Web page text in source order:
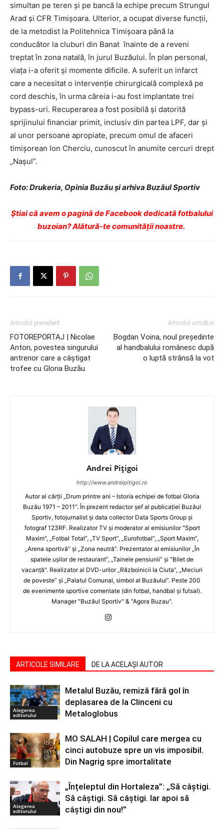
simultan pe teren și pe bancă la echipe precum Strungul
Arad și CFR Timișoara. Ulterior, a ocupat diverse funcții,
de la metodist la Politehnica Timișoara până la
conducător la cluburi din Banat înainte de a reveni
treptat în zona natală, în jurul Buzăului. În plan personal,
viața i-a oferit și momente dificile. A suferit un infarct
care a necesitat o intervenție chirurgicală complexă pe
cord deschis, în urma căreia i-au fost implantate trei
bypass-uri. Recuperarea a fost posibilă și datorită
sprijinului financiar primit, inclusiv din partea LPF, dar și
al unor persoane apropiate, precum omul de afaceri
timișorean Ion Cherciu, cunoscut în anumite cercuri drept
„Nașul”.
Foto: Drukeria, Opinia Buzău și arhiva Buzăul Sportiv
Ştiai că avem o pagină de Facebook dedicată fotbalului
buzoian? Alătură-te comunității noastre.
Articolul precedent
FOTOREPORTAJ | Nicolae
Anton, povestea singurului
antrenor care a câștigat
trofee cu Gloria Buzău
Articolul următor
Bogdan Voina, noul președinte
al handbalului românesc după
o luptă strânsă la vot
Andrei Pițigoi
http://www.andreipitigoi.ro
Autor al cărţii „Drum printre ani – Istoria echipei de fotbal Gloria
Buzău 1971 – 2011”. În prezent redactor şef al publicaţiei Buzăul
Sportiv, fotojurnalist şi data collector Data Sports Group şi
fotograf 123RF. Realizator TV şi moderator al emisiunilor "Sport
Maxim", „Fotbal Total”, „TV Sport”, „Eurofotbal”, „Sport Maxim”,
„Arena sportivă” şi „Zona neutră”. Prezentator al emisiunilor „În
spatele uşilor de restaurant”, „Tainele pensiunii” şi "Bilet de
vacanţă". Realizator al DVD-urilor „Războinicii la Ciuta”, „Meciuri
de poveste” şi „Palatul Comunal, simbol al Buzăului”. Peste 200
de evenimente sportive comentate (din fotbal, handbal şi futsal).
Manager "Buzăul Sportiv" & "Agora Buzau".
ARTICOLE SIMILARE DE LA ACELAȘI AUTOR
Alegerea
editorului
Metalul Buzău, remiză fără gol în
deplasarea de la Clinceni cu
Metaloglobus
Fotbal
MO SALAH | Copilul care mergea cu
cinci autobuze spre un vis imposibil.
Din Nagrig spre imortalitate
Alegerea
editorului
„Înțeleptul din Hortaleza”: „Să câștigi.
Să câștigi. Să câștigi. Iar apoi să
câștigi din nou!”